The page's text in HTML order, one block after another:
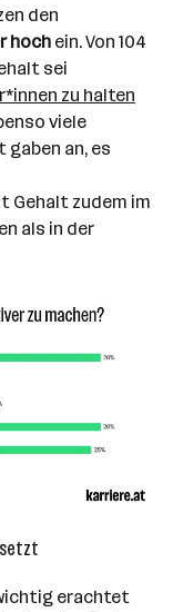
den
hoch ein. Von 104
sei
zu halten
viele
gaben an, es
Gehalt zudem im
als in der
erachtet